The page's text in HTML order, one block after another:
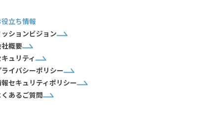
役立ち情報
ッションビジョン
概要
ュリティ
ライバシーポリシー
セキュリティポリシー
くあるご質問